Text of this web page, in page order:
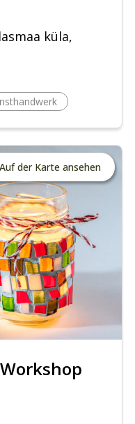
küla,
Auf der Karte ansehen